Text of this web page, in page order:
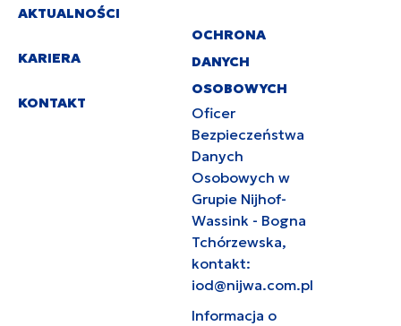
AKTUALNOŚCI
KARIERA
KONTAKT
OCHRONA
DANYCH
OSOBOWYCH
Oficer
Bezpieczeństwa
Danych
Osobowych w
Grupie Nijhof-
Wassink - Bogna
Tchórzewska,
kontakt:
iod@nijwa.com.pl
Informacja o